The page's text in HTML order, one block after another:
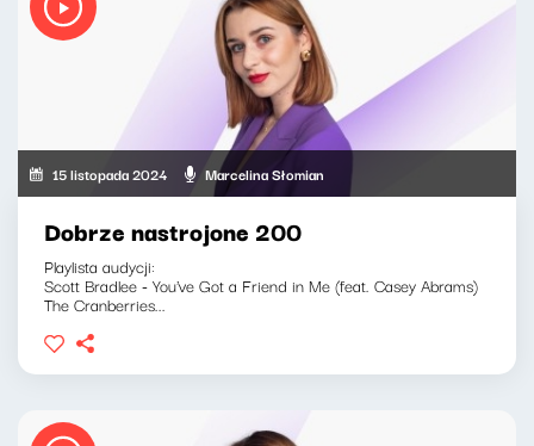
15 listopada 2024 Marcelina Słomian
Dobrze nastrojone 200
Playlista audycji:
Scott Bradlee - You've Got a Friend in Me (feat. Casey Abrams)
The Cranberries...